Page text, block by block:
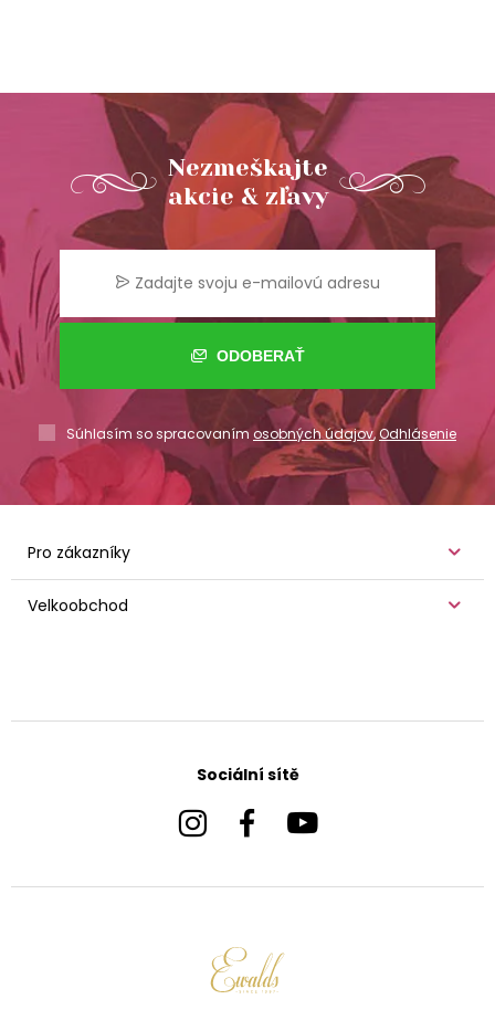
Nezmeškajte
akcie & zľavy
ODOBERAŤ
Súhlasím so spracovaním osobných údajov,Odhlásenie
Pro zákazníky
Velkoobchod
Sociální sítě